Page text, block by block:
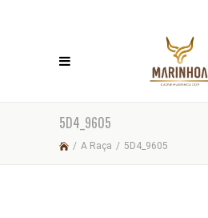
5D4_9605
/ A Raça / 5D4_9605